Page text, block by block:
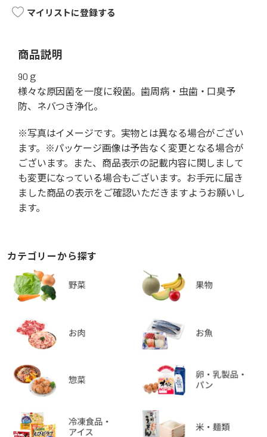
マイリストに登録する
商品説明
90ｇ
様々な原因菌を一度に殺菌。歯周病・虫歯・口臭予
防、ネバつき浄化。
※写真はイメージです。実物とは異なる場合がござい
ます。※パッケージ画像は予告なく変更となる場合が
ございます。また、商品表示の記載内容に関しまして
も変更になっている場合もございます。お手元に届き
ました商品の表示をご確認いただきますようお願いし
ます。
カテゴリーから探す